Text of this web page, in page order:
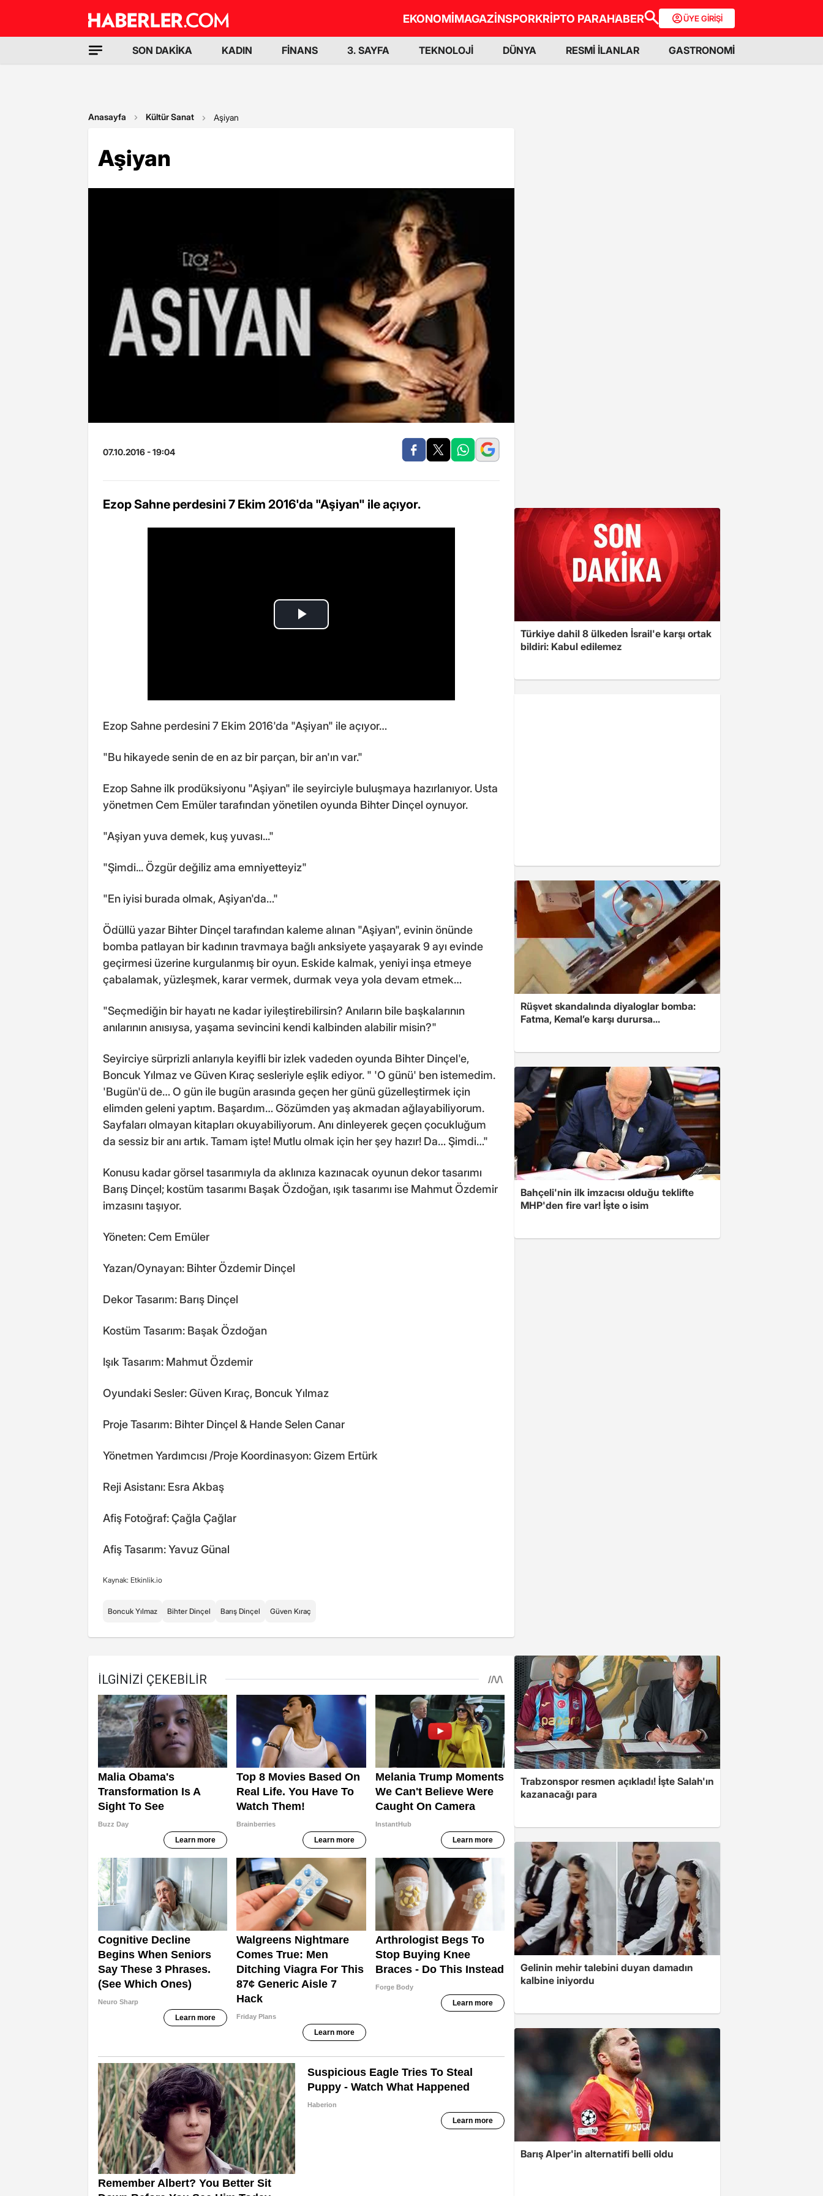
EKONOMİMAGAZİNSPORKRİPTO PARAHABER ÜYE GİRİŞİ
SON DAKİKA KADIN FİNANS 3. SAYFA TEKNOLOJİ DÜNYA RESMİ İLANLAR GASTRONOMİ
Anasayfa Kültür Sanat Aşiyan
Aşiyan
07.10.2016 - 19:04
Ezop Sahne perdesini 7 Ekim 2016'da "Aşiyan" ile açıyor.
Ezop Sahne perdesini 7 Ekim 2016'da "Aşiyan" ile açıyor…
"Bu hikayede senin de en az bir parçan, bir an'ın var."
Ezop Sahne ilk prodüksiyonu "Aşiyan" ile seyirciyle buluşmaya hazırlanıyor. Usta
yönetmen Cem Emüler tarafından yönetilen oyunda Bihter Dinçel oynuyor.
"Aşiyan yuva demek, kuş yuvası..."
"Şimdi... Özgür değiliz ama emniyetteyiz"
"En iyisi burada olmak, Aşiyan'da…"
Ödüllü yazar Bihter Dinçel tarafından kaleme alınan "Aşiyan", evinin önünde
bomba patlayan bir kadının travmaya bağlı anksiyete yaşayarak 9 ayı evinde
geçirmesi üzerine kurgulanmış bir oyun. Eskide kalmak, yeniyi inşa etmeye
çabalamak, yüzleşmek, karar vermek, durmak veya yola devam etmek…
"Seçmediğin bir hayatı ne kadar iyileştirebilirsin? Anıların bile başkalarının
anılarının anısıysa, yaşama sevincini kendi kalbinden alabilir misin?"
Seyirciye sürprizli anlarıyla keyifli bir izlek vadeden oyunda Bihter Dinçel'e,
Boncuk Yılmaz ve Güven Kıraç sesleriyle eşlik ediyor. " 'O günü' ben istemedim.
'Bugün'ü de… O gün ile bugün arasında geçen her günü güzelleştirmek için
elimden geleni yaptım. Başardım… Gözümden yaş akmadan ağlayabiliyorum.
Sayfaları olmayan kitapları okuyabiliyorum. Anı dinleyerek geçen çocukluğum
da sessiz bir anı artık. Tamam işte! Mutlu olmak için her şey hazır! Da… Şimdi…"
Konusu kadar görsel tasarımıyla da aklınıza kazınacak oyunun dekor tasarımı
Barış Dinçel; kostüm tasarımı Başak Özdoğan, ışık tasarımı ise Mahmut Özdemir
imzasını taşıyor.
Yöneten: Cem Emüler
Yazan/Oynayan: Bihter Özdemir Dinçel
Dekor Tasarım: Barış Dinçel
Kostüm Tasarım: Başak Özdoğan
Işık Tasarım: Mahmut Özdemir
Oyundaki Sesler: Güven Kıraç, Boncuk Yılmaz
Proje Tasarım: Bihter Dinçel & Hande Selen Canar
Yönetmen Yardımcısı /Proje Koordinasyon: Gizem Ertürk
Reji Asistanı: Esra Akbaş
Afiş Fotoğraf: Çağla Çağlar
Afiş Tasarım: Yavuz Günal
Kaynak: Etkinlik.io
Boncuk Yılmaz Bihter Dinçel Barış Dinçel Güven Kıraç
Türkiye dahil 8 ülkeden İsrail'e karşı ortak
bildiri: Kabul edilemez
Rüşvet skandalında diyaloglar bomba:
Fatma, Kemal’e karşı durursa...
Bahçeli'nin ilk imzacısı olduğu teklifte
MHP'den fire var! İşte o isim
Trabzonspor resmen açıkladı! İşte Salah'ın
kazanacağı para
Gelinin mehir talebini duyan damadın
kalbine iniyordu
Barış Alper'in alternatifi belli oldu